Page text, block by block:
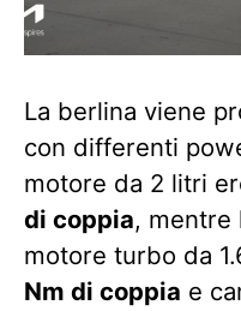
La berlina viene
con differenti
motore da 2 litri
di coppia, mentre
motore turbo da
Nm di coppia e